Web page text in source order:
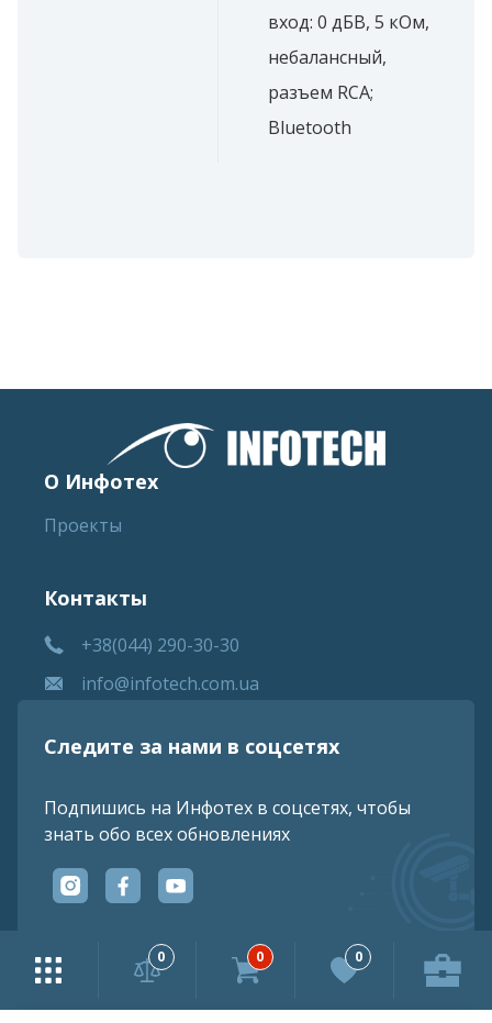
0 0 0
вход: 0 дБВ, 5 кОм,
небалансный,
разъем RCA;
Bluetooth
О Инфотех
Проекты
Контакты
+38(044) 290-30-30
info@infotech.com.ua
Следите за нами в соцсетях
Подпишись на Инфотех в соцсетях, чтобы
знать обо всех обновлениях